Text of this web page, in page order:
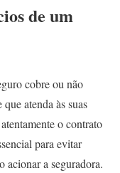
de um
cobre ou não
atenda às suas
o contrato
para evitar
acionar a seguradora.